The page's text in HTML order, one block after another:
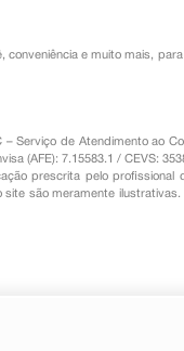
, conveniênciae muito mais, para
– Serviço de Atendimento ao
(AFE): 7.15583.1 / CEVS:
prescrita pelo
são meramente